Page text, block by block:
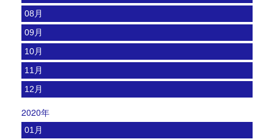
08月
09月
10月
11月
12月
2020年
01月